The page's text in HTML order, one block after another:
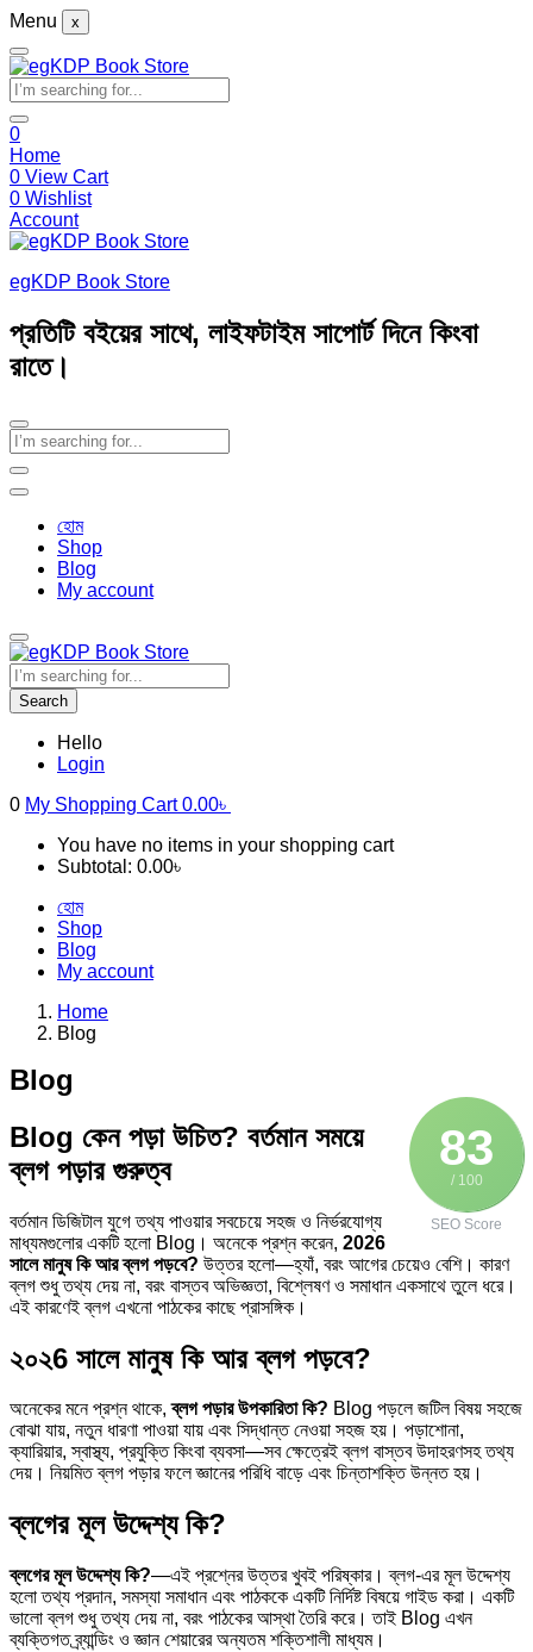
Menu x
0
Home
0 View Cart
0 Wishlist
Account
egKDP Book Store
প্রতিটি বইয়ের সাথে, লাইফটাইম সাপোর্ট দিনে কিংবা
রাতে।
হোম
Shop
Blog
My account
Search
Hello
Login
0 My Shopping Cart0.00৳
You have no items in your shopping cart
Subtotal: 0.00৳
হোম
Shop
Blog
My account
Home
Blog
Blog
83
/ 100
SEO Score
Blog কেন পড়া উচিত? বর্তমান সময়ে
ব্লগ পড়ার গুরুত্ব
বর্তমান ডিজিটাল যুগে তথ্য পাওয়ার সবচেয়ে সহজ ও নির্ভরযোগ্য
মাধ্যমগুলোর একটি হলো Blog। অনেকে প্রশ্ন করেন, 2026
সালে মানুষ কি আর ব্লগ পড়বে? উত্তর হলো—হ্যাঁ, বরং আগের চেয়েও বেশি। কারণ
ব্লগ শুধু তথ্য দেয় না, বরং বাস্তব অভিজ্ঞতা, বিশ্লেষণ ও সমাধান একসাথে তুলে ধরে।
এই কারণেই ব্লগ এখনো পাঠকের কাছে প্রাসঙ্গিক।
২০২6 সালে মানুষ কি আর ব্লগ পড়বে?
অনেকের মনে প্রশ্ন থাকে,ব্লগ পড়ার উপকারিতা কি? Blog পড়লে জটিল বিষয় সহজে
বোঝা যায়, নতুন ধারণা পাওয়া যায় এবং সিদ্ধান্ত নেওয়া সহজ হয়। পড়াশোনা,
ক্যারিয়ার, স্বাস্থ্য, প্রযুক্তি কিংবা ব্যবসা—সব ক্ষেত্রেই ব্লগ বাস্তব উদাহরণসহ তথ্য
দেয়। নিয়মিত ব্লগ পড়ার ফলে জ্ঞানের পরিধি বাড়ে এবং চিন্তাশক্তি উন্নত হয়।
ব্লগের মূল উদ্দেশ্য কি?
ব্লগের মূল উদ্দেশ্য কি?—এই প্রশ্নের উত্তর খুবই পরিষ্কার। ব্লগ-এর মূল উদ্দেশ্য
হলো তথ্য প্রদান, সমস্যা সমাধান এবং পাঠককে একটি নির্দিষ্ট বিষয়ে গাইড করা। একটি
ভালো ব্লগ শুধু তথ্য দেয় না, বরং পাঠকের আস্থা তৈরি করে। তাই Blog এখন
ব্যক্তিগত ব্র্যান্ডিং ও জ্ঞান শেয়ারের অন্যতম শক্তিশালী মাধ্যম।